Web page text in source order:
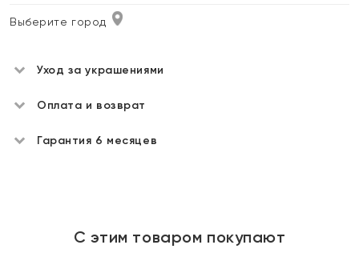
Выберите город
Уход за украшениями
Оплата и возврат
Гарантия 6 месяцев
С этим товаром покупают